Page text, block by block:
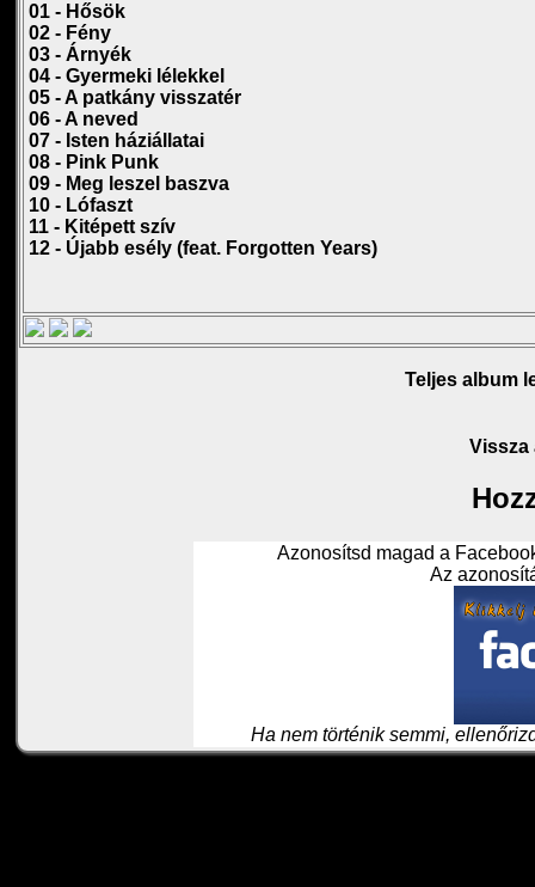
01 - Hősök
02 - Fény
03 - Árnyék
04 - Gyermeki lélekkel
05 - A patkány visszatér
06 - A neved
07 - Isten háziállatai
08 - Pink Punk
09 - Meg leszel baszva
10 - Lófaszt
11 - Kitépett szív
12 - Újabb esély (feat. Forgotten Years)
Teljes album
Vissza
Azonosítsd magad a
Az
Ha nem történik semmi,